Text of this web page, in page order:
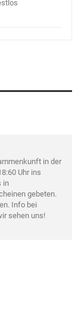
in der
Uhr ins
in
gebeten.
Info bei
sehen uns!